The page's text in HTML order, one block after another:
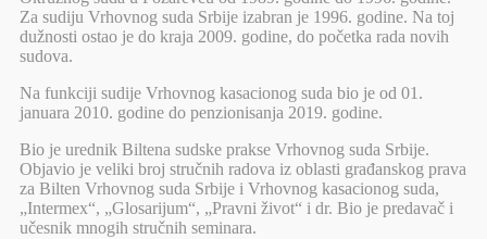
Za sudiju Vrhovnog suda Srbije izabran je 1996. godine. Na toj
dužnosti ostao je do kraja 2009. godine, do početka rada novih
sudova.
Na funkciji sudije Vrhovnog kasacionog suda bio je od 01.
januara 2010. godine do penzionisanja 2019. godine.
Bio je urednik Biltena sudske prakse Vrhovnog suda Srbije.
Objavio je veliki broj stručnih radova iz oblasti građanskog prava
za Bilten Vrhovnog suda Srbije i Vrhovnog kasacionog suda,
„Intermex“, „Glosarijum“, „Pravni život“ i dr. Bio je predavač i
učesnik mnogih stručnih seminara.